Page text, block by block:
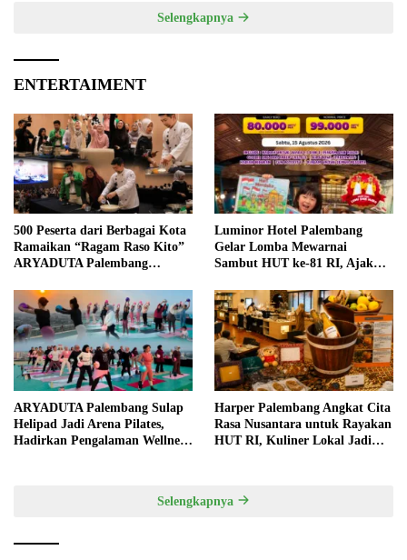
Selengkapnya
ENTERTAIMENT
500 Peserta dari Berbagai Kota
Ramaikan “Ragam Raso Kito”
ARYADUTA Palembang
Luminor Hotel Palembang
Gelar Lomba Mewarnai
Sambut HUT ke-81 RI, Ajak
ARYADUTA Palembang Sulap
Helipad Jadi Arena Pilates,
Hadirkan Pengalaman Wellness
Harper Palembang Angkat Cita
Rasa Nusantara untuk Rayakan
HUT RI, Kuliner Lokal Jadi
Selengkapnya